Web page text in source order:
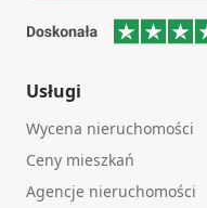
Usługi
Wycena nieruchomości
Ceny mieszkań
Agencje nieruchomości